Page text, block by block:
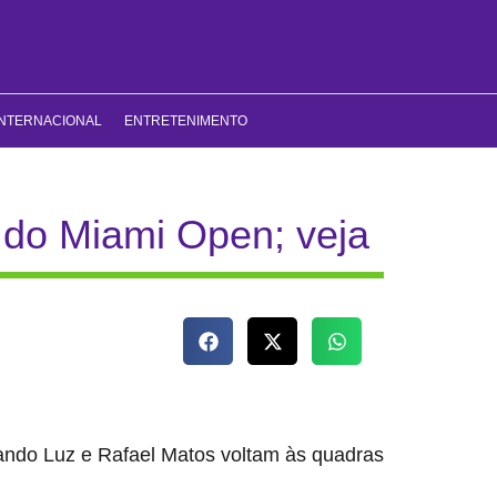
ENTRETENIMENTO
Miami Open; veja
Luz e Rafael Matos voltam às quadras